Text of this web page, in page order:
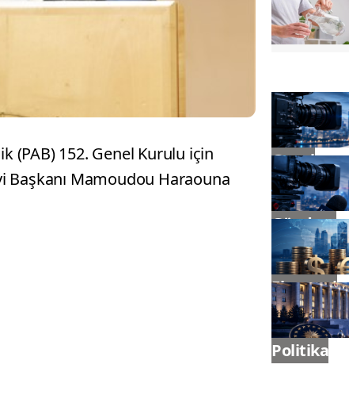
(PAB) 152. Genel Kurulu için
Başkanı Mamoudou Haraouna
Genel
Gündem
Ekonomi
Politika